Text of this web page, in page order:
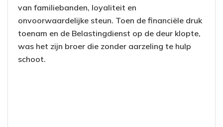
van familiebanden, loyaliteit en
onvoorwaardelijke steun. Toen de financiële druk
toenam en de Belastingdienst op de deur klopte,
was het zijn broer die zonder aarzeling te hulp
schoot.